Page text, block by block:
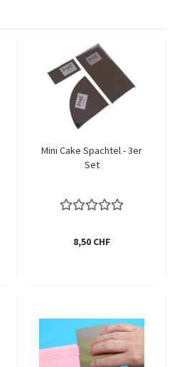
Mini Cake Spachtel - 3er
Set
8,50 CHF